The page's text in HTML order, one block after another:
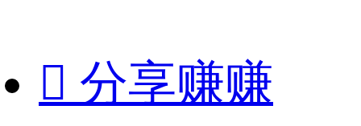
 分享赚赚